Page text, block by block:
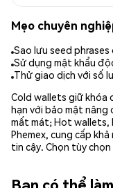
Mẹo chuyên
Sao lưu seed
Sử dụng mật khẩu
Thử giao dịch với số
Cold wallets giữ khóa
hạn với bảo mật
mất mát; Hot wallets,
Phemex, cung cấp
tin cậy. Chọn tùy
Bạn có thể